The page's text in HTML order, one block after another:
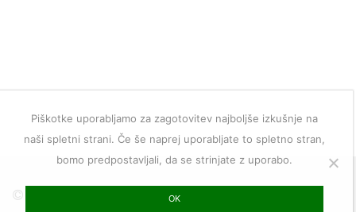
© 2020 Avitabio Pharma d.o.o.
Piškotke uporabljamo za zagotovitev najboljše izkušnje na
naši spletni strani. Če še naprej uporabljate to spletno stran,
bomo predpostavljali, da se strinjate z uporabo.
OK